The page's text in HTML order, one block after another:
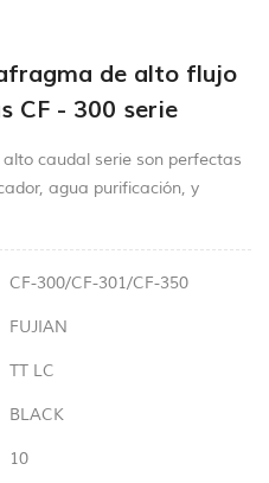
de alto flujo
CF - 300 serie
caudal serie son perfectas
agua purificación, y
CF-300/CF-301/CF-350
FUJIAN
TT LC
BLACK
10